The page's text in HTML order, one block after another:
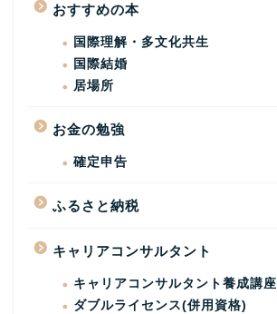
おすすめの本
国際理解・多文化共生
国際結婚
居場所
お金の勉強
確定申告
ふるさと納税
キャリアコンサルタント
キャリアコンサルタント養成講座
ダブルライセンス(併用資格)